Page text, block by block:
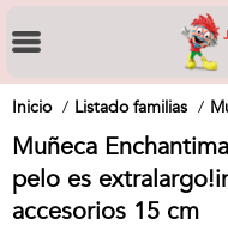
Inicio Listado familias
Muñeca
pelo es
accesorios 15 cm